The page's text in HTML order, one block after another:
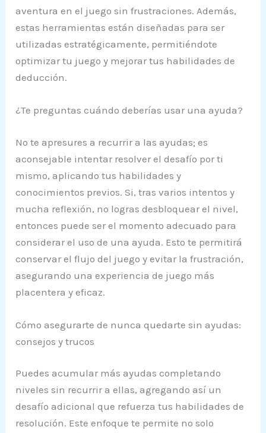
aventura en el juego sin frustraciones. Además,
estas herramientas están diseñadas para ser
utilizadas estratégicamente, permitiéndote
optimizar tu juego y mejorar tus habilidades de
deducción.
¿Te preguntas cuándo deberías usar una ayuda?
No te apresures a recurrir a las ayudas; es
aconsejable intentar resolver el desafío por ti
mismo, aplicando tus habilidades y
conocimientos previos. Si, tras varios intentos y
mucha reflexión, no logras desbloquear el nivel,
entonces puede ser el momento adecuado para
considerar el uso de una ayuda. Esto te permitirá
conservar el flujo del juego y evitar la frustración,
asegurando una experiencia de juego más
placentera y eficaz.
Cómo asegurarte de nunca quedarte sin ayudas:
consejos y trucos
Puedes acumular más ayudas completando
niveles sin recurrir a ellas, agregando así un
desafío adicional que refuerza tus habilidades de
resolución. Este enfoque te permite no solo